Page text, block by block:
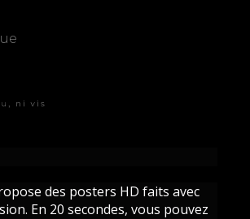
des posters HD faits avec
En 20 secondes, vous pouvez